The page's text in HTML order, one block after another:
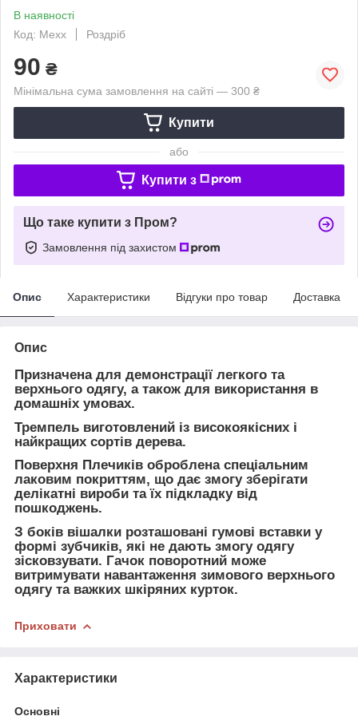
В наявності
Код: Mexx
Роздріб
90 ₴
Мінімальна сума замовлення на сайті — 300 ₴
Купити
або
Купити з
Що таке купити з Пром?
Замовлення під захистом
Опис Характеристики Відгуки про товар Доставка
Опис
Призначена для демонстрації легкого та
верхнього одягу, а також для використання в
домашніх умовах.
Тремпель виготовлений із високоякісних і
найкращих сортів дерева.
Поверхня Плечиків оброблена спеціальним
лаковим покриттям, що дає змогу зберігати
делікатні вироби та їх підкладку від
пошкоджень.
З боків вішалки розташовані гумові вставки у
формі зубчиків, які не дають змогу одягу
зісковзувати. Гачок поворотний може
витримувати навантаження зимового верхнього
одягу та важких шкіряних курток.
Приховати
Характеристики
Основні